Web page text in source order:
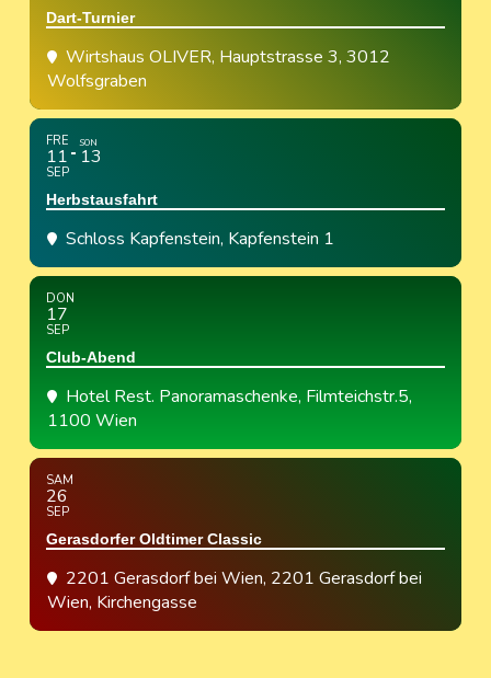
Dart-Turnier
Wirtshaus OLIVER, Hauptstrasse 3, 3012
Wolfsgraben
FRE
11
SEP
SON
13
Herbstausfahrt
Schloss Kapfenstein, Kapfenstein 1
DON
17
SEP
Club-Abend
Hotel Rest. Panoramaschenke, Filmteichstr.5,
1100 Wien
SAM
26
SEP
Gerasdorfer Oldtimer Classic
2201 Gerasdorf bei Wien, 2201 Gerasdorf bei
Wien, Kirchengasse